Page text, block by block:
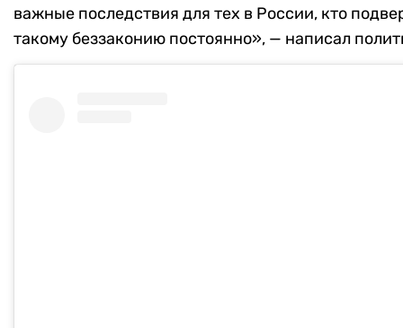
важные последствия для тех в России, кто
такому беззаконию постоянно», — написал